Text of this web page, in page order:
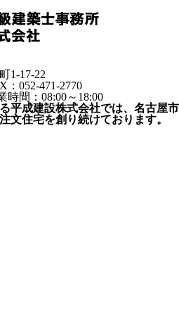
1-17-22
052-471-2770
間：08:00～18:00
平成建設株式会社では、名古屋市
文住宅を創り続けております。